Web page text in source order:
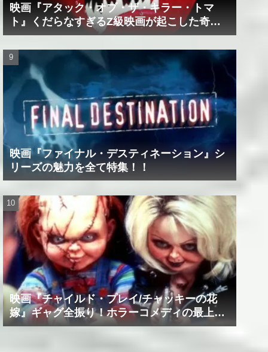
映画『アタック・オブ・ザ・キラー・トマ
ト』くだらなすぎるZ級映画が起こした奇跡
の数々！？
映画『ファイナル・デスティネーション』シ
リーズの魅力を全て特集！！
映画『チャイルド・プレイ/チャッキーの花
嫁』ギャグ全振り！ホラーコメディの最上級
作品！！